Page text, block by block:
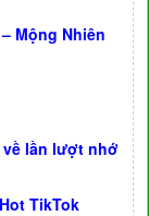
Mộng Nhiên
lần lượt nhớ
TikTok